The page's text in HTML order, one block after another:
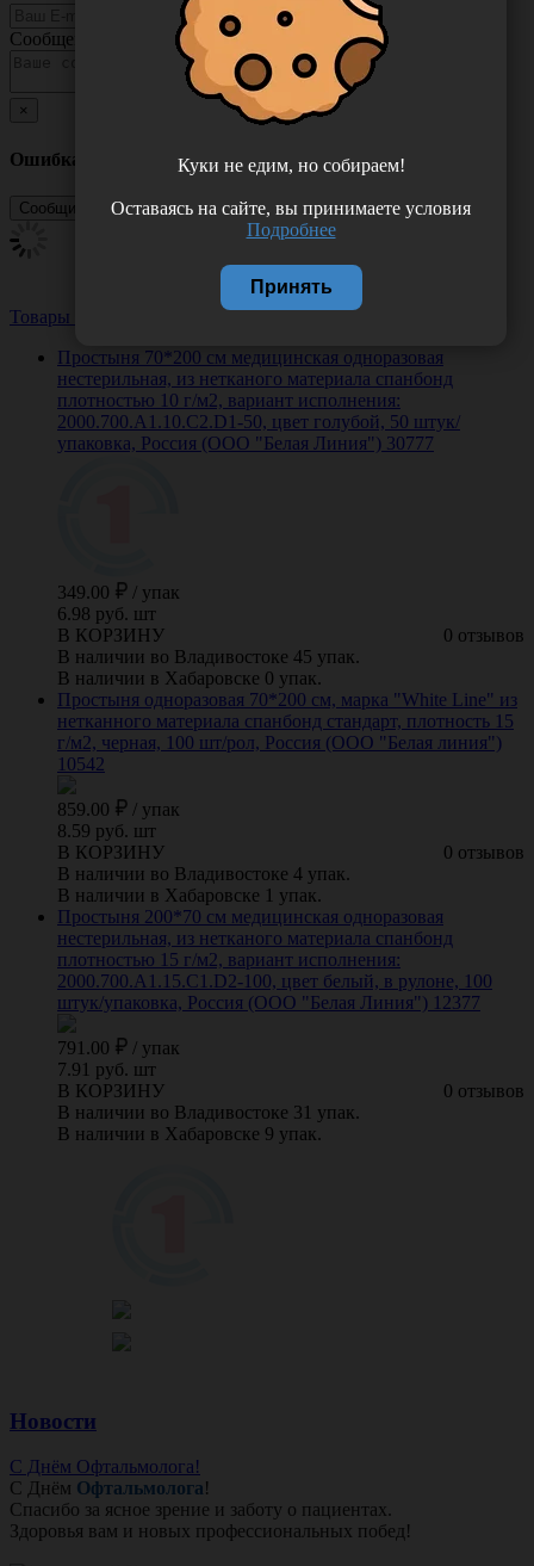
Сообщение
×
Ошибка
Товары из этой категории
Посмотреть все
Простыня 70*200 см медицинская одноразовая
нестерильная, из нетканого материала спанбонд
плотностью 10 г/м2, вариант исполнения:
2000.700.A1.10.C2.D1-50, цвет голубой, 50 штук/
упаковка, Россия (ООО "Белая Линия") 30777
349.00 / упак
6.98 руб. шт
0 отзывов
В КОРЗИНУ
В наличии во Владивостоке 45 упак.
В наличии в Хабаровске 0 упак.
Простыня одноразовая 70*200 см, марка "White Line" из
нетканного материала спанбонд стандарт, плотность 15
г/м2, черная, 100 шт/рол, Россия (ООО "Белая линия")
10542
859.00 / упак
8.59 руб. шт
0 отзывов
В КОРЗИНУ
В наличии во Владивостоке 4 упак.
В наличии в Хабаровске 1 упак.
Простыня 200*70 см медицинская одноразовая
нестерильная, из нетканого материала спанбонд
плотностью 15 г/м2, вариант исполнения:
2000.700.A1.15.C1.D2-100, цвет белый, в рулоне, 100
штук/упаковка, Россия (ООО "Белая Линия") 12377
791.00 / упак
7.91 руб. шт
0 отзывов
В КОРЗИНУ
В наличии во Владивостоке 31 упак.
В наличии в Хабаровске 9 упак.
Новости
С Днём Офтальмолога!
С Днём Офтальмолога!
Спасибо за ясное зрение и заботу о пациентах.
Здоровья вам и новых профессиональных побед!
Куки не едим, но собираем!
Оставаясь на сайте, вы принимаете условия
Подробнее
Принять